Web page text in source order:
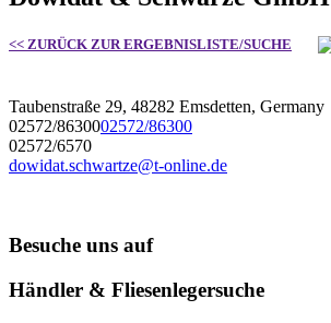
<< ZURÜCK ZUR ERGEBNISLISTE/SUCHE
Taubenstraße 29, 48282 Emsdetten, Germany
02572/8630002572/86300
02572/6570
dowidat.schwartze@t-online.de
Besuche uns auf
Händler & Fliesenlegersuche